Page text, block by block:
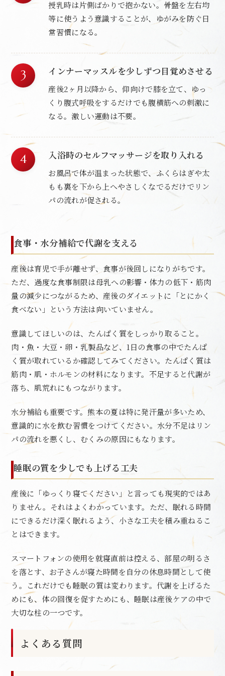
授乳時は片側ばかりで抱かない。骨盤を左右均
等に使うよう意識することが、ゆがみを防ぐ日
常習慣になる。
インナーマッスルを少しずつ目覚めさせる
産後2ヶ月以降から、仰向けで膝を立て、ゆっ
くり腹式呼吸をするだけでも腹横筋への刺激に
なる。激しい運動は不要。
入浴時のセルフマッサージを取り入れる
お風呂で体が温まった状態で、ふくらはぎや太
もも裏を下から上へやさしくなでるだけでリン
パの流れが促される。
食事・水分補給で代謝を支える
産後は育児で手が離せず、食事が後回しになりがちです。
ただ、過度な食事制限は母乳への影響・体力の低下・筋肉
量の減少につながるため、産後のダイエットに「とにかく
食べない」という方法は向いていません。
意識してほしいのは、たんぱく質をしっかり取ること。
肉・魚・大豆・卵・乳製品など、1日の食事の中でたんぱ
く質が取れているか確認してみてください。たんぱく質は
筋肉・肌・ホルモンの材料になります。不足すると代謝が
落ち、肌荒れにもつながります。
水分補給も重要です。熊本の夏は特に発汗量が多いため、
意識的に水を飲む習慣をつけてください。水分不足はリン
パの流れを悪くし、むくみの原因にもなります。
睡眠の質を少しでも上げる工夫
産後に「ゆっくり寝てください」と言っても現実的ではあ
りません。それはよくわかっています。ただ、眠れる時間
にできるだけ深く眠れるよう、小さな工夫を積み重ねるこ
とはできます。
スマートフォンの使用を就寝直前は控える、部屋の明るさ
を落とす、お子さんが寝た時間を自分の休息時間として使
う。これだけでも睡眠の質は変わります。代謝を上げるた
めにも、体の回復を促すためにも、睡眠は産後ケアの中で
大切な柱の一つです。
よくある質問